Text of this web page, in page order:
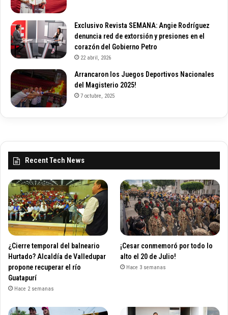
Exclusivo Revista SEMANA: Angie Rodríguez
denuncia red de extorsión y presiones en el
corazón del Gobierno Petro
22 abril, 2026
Arrancaron los Juegos Deportivos Nacionales
del Magisterio 2025!
7 octubre, 2025
Recent Tech News
¿Cierre temporal del balneario
Hurtado? Alcaldía de Valledupar
propone recuperar el río
Guatapurí
Hace 2 semanas
¡Cesar conmemoró por todo lo
alto el 20 de Julio!
Hace 3 semanas